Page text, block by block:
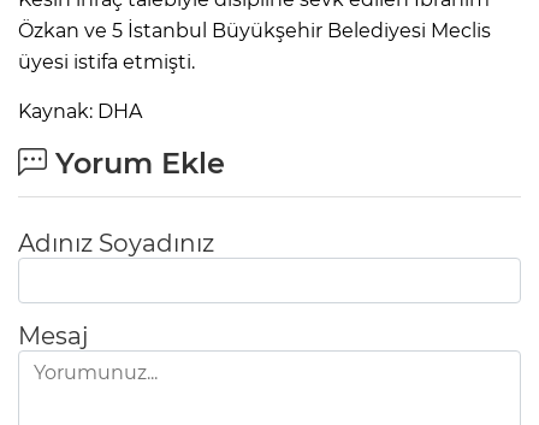
Özkan ve 5 İstanbul Büyükşehir Belediyesi Meclis
üyesi istifa etmişti.
Kaynak: DHA
Yorum Ekle
Adınız Soyadınız
Mesaj